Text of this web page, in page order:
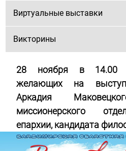
Виртуальные выставки
Викторины
28 ноября в 14.00
желающих на
Аркадия
миссионерского
епархии, кандидата